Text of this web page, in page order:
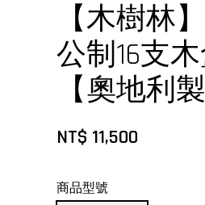
【木樹林
公制16支
【奧地利
NT$ 11,500
商品型號